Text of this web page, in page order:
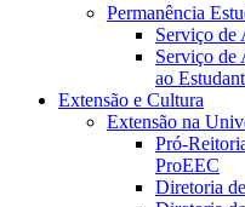
Permanência
Serviço de
Serviço de
ao
Extensão e Cultura
Extensão na
Pró-
ProEEC
Diretoria